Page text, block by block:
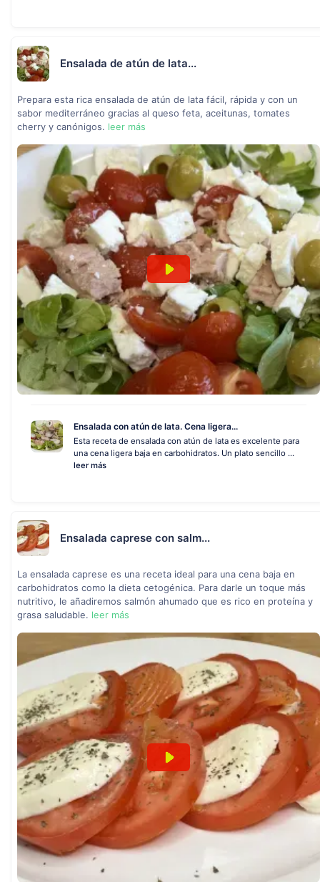
Ensalada de atún de lata...
Prepara esta rica ensalada de atún de lata fácil, rápida y con un
sabor mediterráneo gracias al queso feta, aceitunas, tomates
cherry y canónigos. leer más
Ensalada con atún de lata. Cena ligera...
Esta receta de ensalada con atún de lata es excelente para
una cena ligera baja en carbohidratos. Un plato sencillo ...
leer más
Ensalada caprese con salm...
La ensalada caprese es una receta ideal para una cena baja en
carbohidratos como la dieta cetogénica. Para darle un toque más
nutritivo, le añadiremos salmón ahumado que es rico en proteína y
grasa saludable. leer más